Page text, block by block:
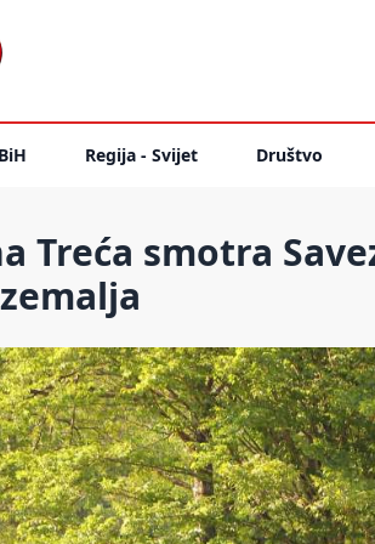
BiH Regija - Svijet Društvo
Treća smotra